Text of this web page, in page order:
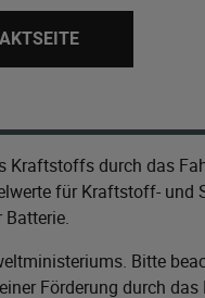
Kraftstoffs durch das
für Kraftstoff- und
. Bitte
Förderung durch das